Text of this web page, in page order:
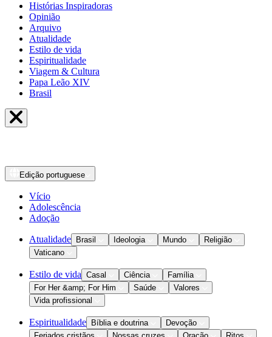
Histórias Inspiradoras
Opinião
Arquivo
Atualidade
Estilo de vida
Espiritualidade
Viagem & Cultura
Papa Leão XIV
Brasil
Edição portuguese
Vício
Adolescência
Adoção
Atualidade Brasil Ideologia Mundo
Religião
Vaticano
Estilo de vida Casal Ciência
Família
For Her &amp; For Him
Saúde
Valores
Vida profissional
Espiritualidade Bíblia e doutrina
Devoção